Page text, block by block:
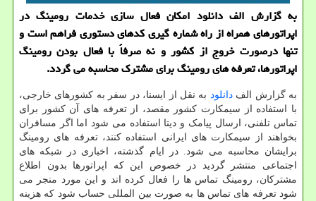
به گزارش الف دانلود امکان فعال سازی خدمات رومینگ در
اپراتورهای همراه از راه شماره گیری کدهای دستوری فراهم است و
تنها درصورت خروج از کشور و نه صرفاً با فعال بودن رومینگ
اپراتورها، تعرفه های رومینگ برای مشترک محاسبه می گردد.
به گزارش الفدانلود به نقل از ایسنا، در سفر به کشورهای خارجی،
با استفاده از سیمکارت کشور مقصد، از تعرفه های آن کشور برای
تماس تلفنی، ارسال پیامک و دیتا استفاده می شود اما اگر مسافران
بخواهند از سیمکارت های ایرانی استفاده کنند، تعرفه های رومینگ
برایشان محاسبه می شود. در ایام گذشته، اخباری در شبکه های
اجتماعی منتشر گردید در خصوص این که اپراتورها بدون اطلاع
مشترکان، رومینگ تماس ها را فعال کرده اند و این مورد منجر می
شود تعرفه های تماس ها به صورت بین المللی حساب شود که هزینه